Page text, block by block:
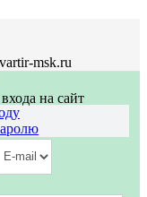
msk.ru
на сайт